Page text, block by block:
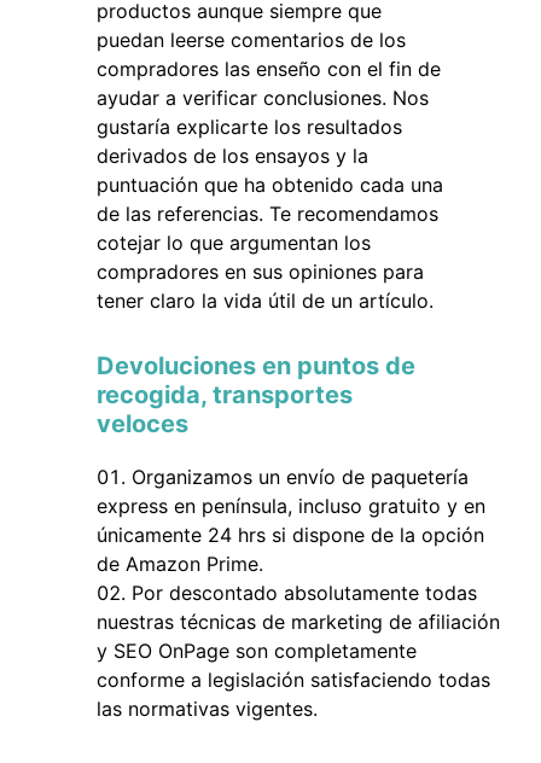
productos aunque siempre que
puedan leerse comentarios de los
compradores las enseño con el fin de
ayudar a verificar conclusiones. Nos
gustaría explicarte los resultados
derivados de los ensayos y la
puntuación que ha obtenido cada una
de las referencias. Te recomendamos
cotejar lo que argumentan los
compradores en sus opiniones para
tener claro la vida útil de un artículo.
Devoluciones en puntos de
recogida, transportes
veloces
Organizamos un envío de paquetería
express en península, incluso gratuito y en
únicamente 24 hrs si dispone de la opción
de Amazon Prime.
Por descontado absolutamente todas
nuestras técnicas de marketing de afiliación
y SEO OnPage son completamente
conforme a legislación satisfaciendo todas
las normativas vigentes.